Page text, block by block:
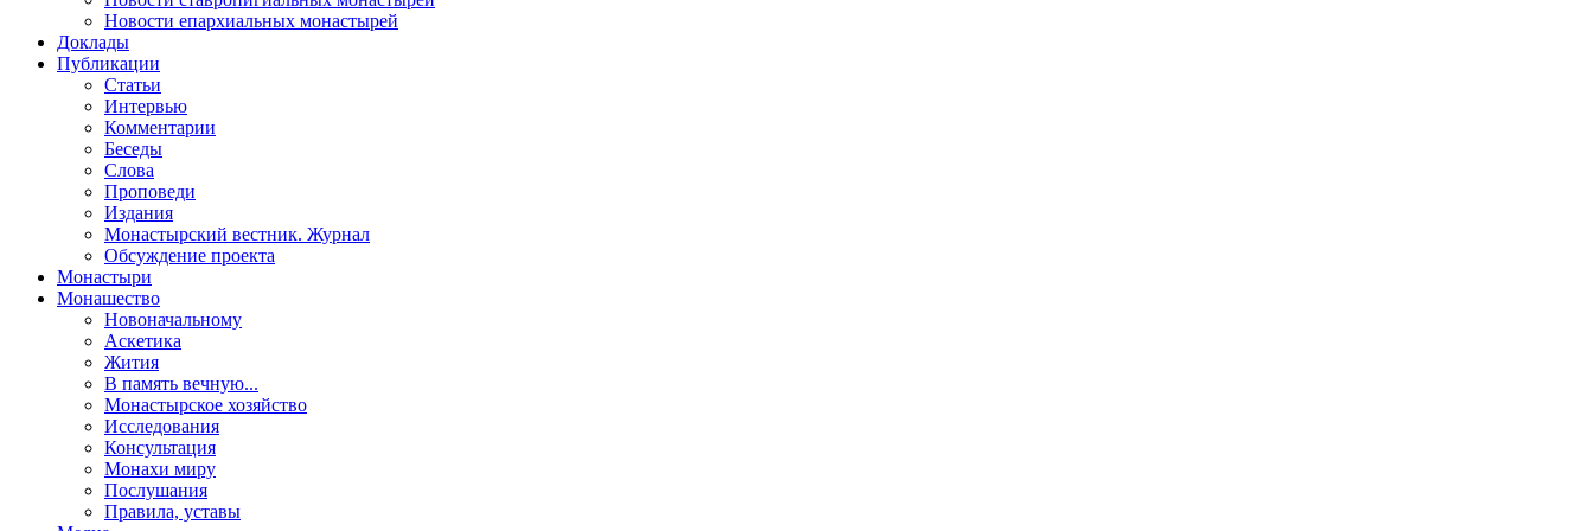
Новости епархиальных монастырей
Доклады
Публикации
Статьи
Интервью
Комментарии
Беседы
Слова
Проповеди
Издания
Монастырский вестник. Журнал
Обсуждение проекта
Монастыри
Монашество
Новоначальному
Аскетика
Жития
В память вечную...
Монастырское хозяйство
Исследования
Консультация
Монахи миру
Послушания
Правила, уставы